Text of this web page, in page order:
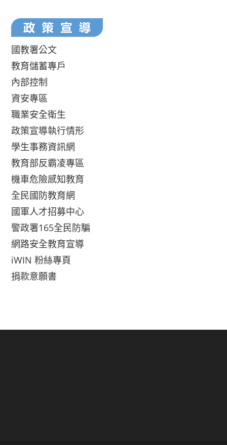
國教署公文
教育儲蓄專戶
內部控制
資安專區
職業安全衛生
政策宣導執行情形
學生事務資訊網
教育部反霸凌專區
機車危險感知教育
全民國防教育網
國軍人才招募中心
警政署165全民防騙
網路安全教育宣導
iWIN 粉絲專頁
捐款意願書